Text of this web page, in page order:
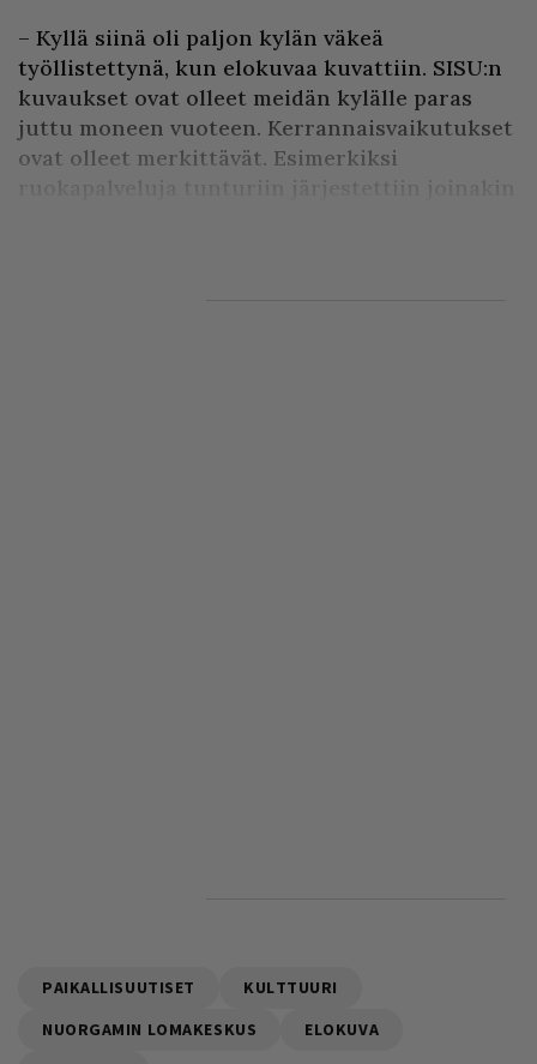
– Kyllä siinä oli paljon kylän väkeä
työllistettynä, kun elokuvaa kuvattiin. SISU:n
kuvaukset ovat olleet meidän kylälle paras
juttu moneen vuoteen. Kerrannaisvaikutukset
ovat olleet merkittävät. Esimerkiksi
PAIKALLISUUTISET
KULTTUURI
NUORGAMIN LOMAKESKUS
ELOKUVA